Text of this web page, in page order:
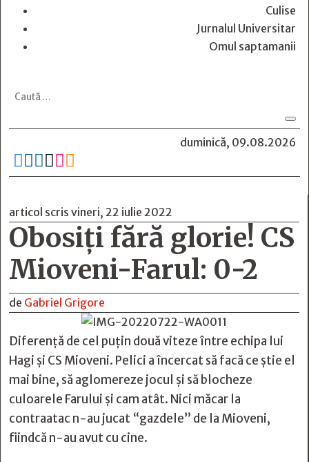
Culise
Jurnalul Universitar
Omul saptamanii
duminică, 09.08.2026
     
articol scris vineri, 22 iulie 2022
Obosiți fără glorie! CS
Mioveni-Farul: 0-2
de Gabriel Grigore
Diferență de cel puțin două viteze între echipa lui
Hagi și CS Mioveni. Pelici a încercat să facă ce știe el
mai bine, să aglomereze jocul și să blocheze
culoarele Farului și cam atât. Nici măcar la
contraatac n-au jucat “gazdele” de la Mioveni,
fiindcă n-au avut cu cine.